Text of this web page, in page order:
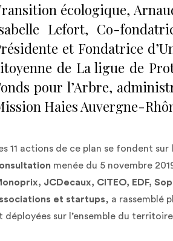
écologique,
Lefort, Co-
et Fondatrice
de La ligue de
pour l’Arbre,
Haies Auvergne-
11 actions de ce plan se fondent sur
menée du 5 novembre
JCDecaux, CITEO, EDF,
et startups, a rassemblé
déployées sur l’ensemble du